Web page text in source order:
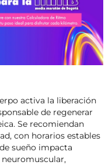
activa la liberación
de regenerar
Se recomiendan
con horarios estables
sueño impacta